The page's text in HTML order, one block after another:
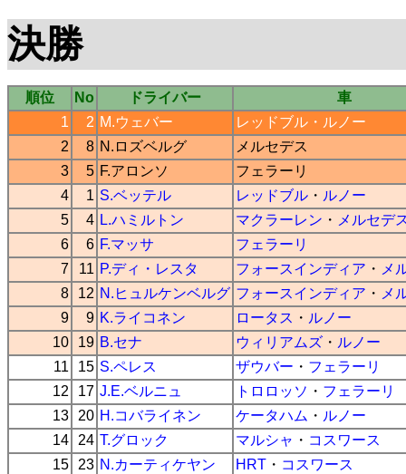
決勝
順位 No ドライバー
車
1
2 M.ウェバー レッドブル ・ ルノー
2
8 N.ロズベルグ
メルセデス
3
5 F.アロンソ
フェラーリ
4
1 S.ベッテル レッドブル ・ ルノー
5
4 L.ハミルトン マクラーレン ・ メルセデ
6
6 F.マッサ
フェラーリ
7
11 P.ディ・レスタ フォースインディア ・ メ
8
12 N.ヒュルケンベルグ フォースインディア ・ メ
9
9 K.ライコネン ロータス ・ ルノー
10
19 B.セナ ウィリアムズ ・ ルノー
11
15 S.ペレス ザウバー ・ フェラーリ
12
17 J.E.ベルニュ トロロッソ ・ フェラーリ
13
20 H.コバライネン ケータハム ・ ルノー
14
24 T.グロック マルシャ ・ コスワース
15
23 N.カーティケヤン HRT ・ コスワース